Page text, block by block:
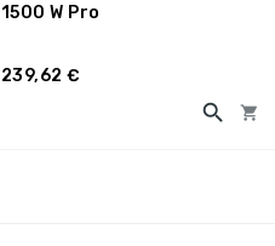
1500 W Pro
239,62 €

